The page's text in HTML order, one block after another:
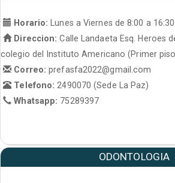
Horario:
Lunes a Viernes de 8:00 a 16:30
Direccion: Calle Landaeta Esq. Heroes
colegio del Instituto Americano (Primer
Correo:prefasfa2022@gmail.com
Telefono: 2490070 (Sede La Paz)
Whatsapp: 75289397
ODONTOLOGIA